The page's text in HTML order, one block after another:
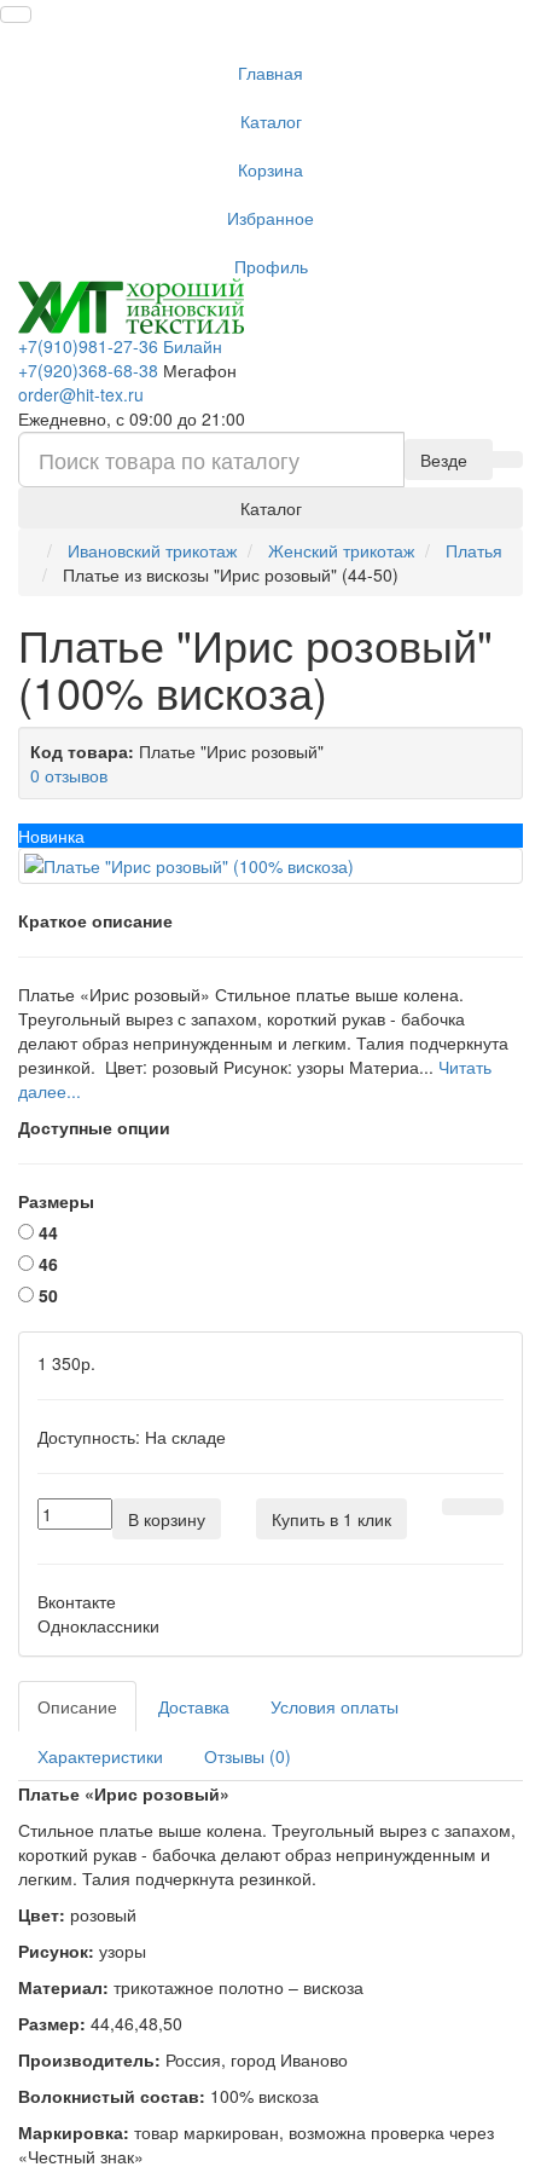
Главная
Каталог
Корзина
Избранное
Профиль
+7(910)981-27-36 Билайн
+7(920)368-68-38 Мегафон
order@hit-tex.ru
Ежедневно, с 09:00 до 21:00
Везде
Каталог
Ивановский трикотаж
Женский трикотаж
Платья
Платье из вискозы "Ирис розовый" (44-50)
Платье "Ирис розовый"
(100% вискоза)
Код товара: Платье "Ирис розовый"
0 отзывов
Новинка
Краткое описание
Платье «Ирис розовый» Стильное платье выше колена.
Треугольный вырез с запахом, короткий рукав - бабочка
делают образ непринужденным и легким. Талия подчеркнута
резинкой. Цвет: розовый Рисунок: узоры Материа... Читать
далее...
Доступные опции
Размеры
44
46
50
1 350р.
Доступность: На складе
В корзину Купить в 1 клик
Вконтакте
Одноклассники
Описание Доставка Условия оплаты
Характеристики
Отзывы (0)
Платье «Ирис розовый»
Стильное платье выше колена. Треугольный вырез с запахом,
короткий рукав - бабочка делают образ непринужденным и
легким. Талия подчеркнута резинкой.
Цвет: розовый
Рисунок: узоры
Материал: трикотажное полотно – вискоза
Размер: 44,46,48,50
Производитель: Россия, город Иваново
Волокнистый состав: 100% вискоза
Маркировка: товар маркирован, возможна проверка через
«Честный знак»